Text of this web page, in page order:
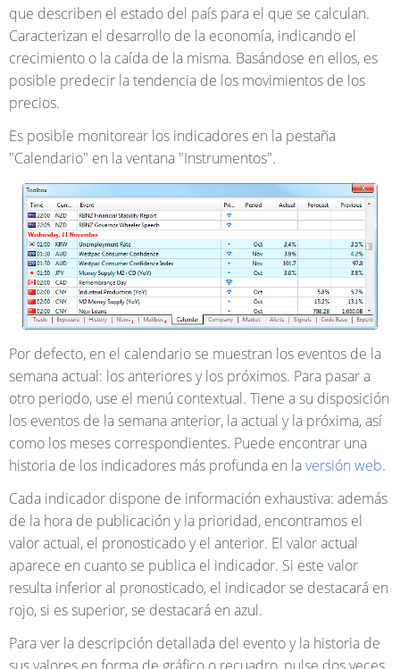
que describen el estado del país para el que se calculan.
Caracterizan el desarrollo de la economía, indicando el
crecimiento o la caída de la misma. Basándose en ellos, es
posible predecir la tendencia de los movimientos de los
precios.
Es posible monitorear los indicadores en la pestaña
"Calendario" en la ventana "Instrumentos".
Por defecto, en el calendario se muestran los eventos de la
semana actual: los anteriores y los próximos. Para pasar a
otro periodo, use el menú contextual. Tiene a su disposición
los eventos de la semana anterior, la actual y la próxima, así
como los meses correspondientes. Puede encontrar una
historia de los indicadores más profunda en laversión web.
Cada indicador dispone de información exhaustiva: además
de la hora de publicación y la prioridad, encontramos el
valor actual, el pronosticado y el anterior. El valor actual
aparece en cuanto se publica el indicador. Si este valor
resulta inferior al pronosticado, el indicador se destacará en
rojo, si es superior, se destacará en azul.
Para ver la descripción detallada del evento y la historia de